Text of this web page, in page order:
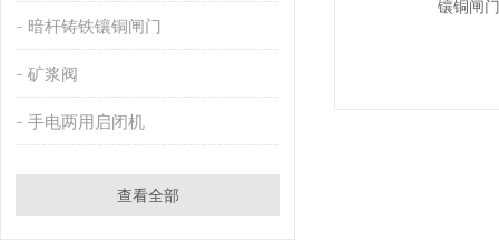
暗杆铸铁镶铜闸门
矿浆阀
手电两用启闭机
查看全部